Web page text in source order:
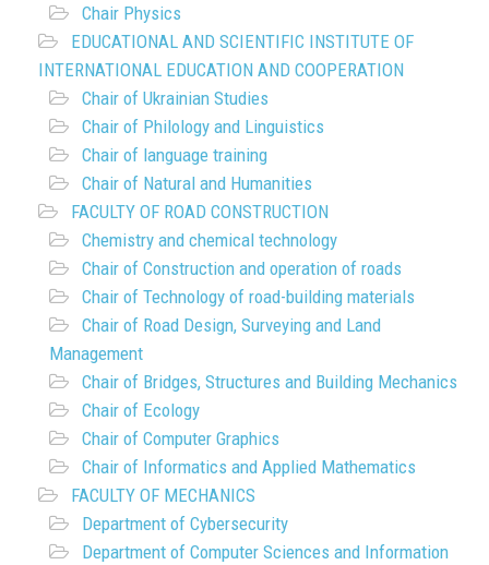
Chair Physics
EDUCATIONAL AND SCIENTIFIC INSTITUTE OF
INTERNATIONAL EDUCATION AND COOPERATION
Chair of Ukrainian Studies
Chair of Philology and Linguistics
Chair of language training
Chair of Natural and Humanities
FACULTY OF ROAD CONSTRUCTION
Chemistry and chemical technology
Chair of Construction and operation of roads
Chair of Technology of road-building materials
Chair of Road Design, Surveying and Land
Management
Chair of Bridges, Structures and Building Mechanics
Chair of Ecology
Chair of Computer Graphics
Chair of Informatics and Applied Mathematics
FACULTY OF MECHANICS
Department of Cybersecurity
Department of Computer Sciences and Information